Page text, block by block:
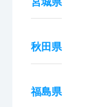
秋田県
福島県